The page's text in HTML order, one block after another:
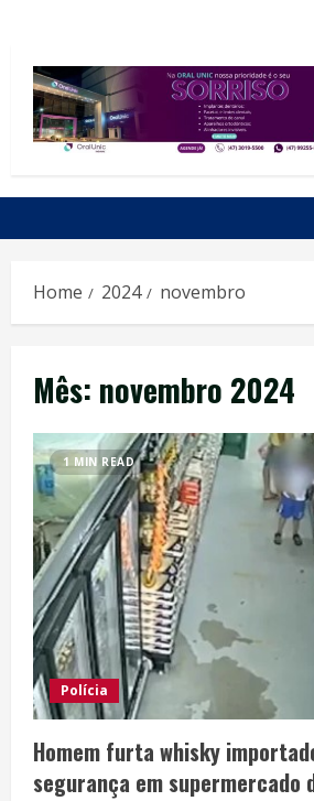
Home 2024 novembro
Mês: novembro 2024
1 MIN READ
Polícia
Homem furta whisky
segurança em supermercado